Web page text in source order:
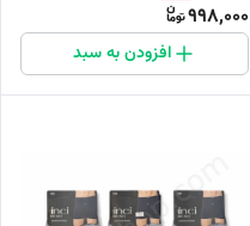
998,000
افزودن به سبد